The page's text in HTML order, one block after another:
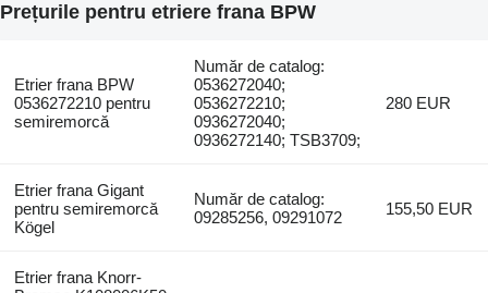
Prețurile pentru etriere frana BPW
Etrier frana BPW
0536272210 pentru
semiremorcă
Număr de catalog:
0536272040;
0536272210;
0936272040;
0936272140; TSB3709;
280 EUR
Etrier frana Gigant
pentru semiremorcă
Kögel
Număr de catalog:
09285256, 09291072
155,50 EUR
Etrier frana Knorr-